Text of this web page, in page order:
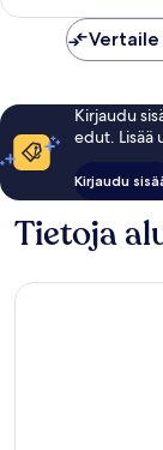
Vertaile
Kirjaudu
edut. Lisää
Kirjaudu
Tietoja